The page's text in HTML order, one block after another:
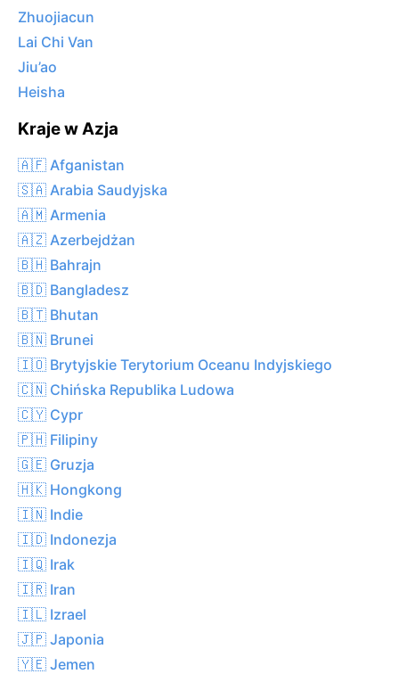
Zhuojiacun
Lai Chi Van
Jiu’ao
Heisha
Kraje w Azja
🇦🇫 Afganistan
🇸🇦 Arabia Saudyjska
🇦🇲 Armenia
🇦🇿 Azerbejdżan
🇧🇭 Bahrajn
🇧🇩 Bangladesz
🇧🇹 Bhutan
🇧🇳 Brunei
🇮🇴 Brytyjskie Terytorium Oceanu Indyjskiego
🇨🇳 Chińska Republika Ludowa
🇨🇾 Cypr
🇵🇭 Filipiny
🇬🇪 Gruzja
🇭🇰 Hongkong
🇮🇳 Indie
🇮🇩 Indonezja
🇮🇶 Irak
🇮🇷 Iran
🇮🇱 Izrael
🇯🇵 Japonia
🇾🇪 Jemen